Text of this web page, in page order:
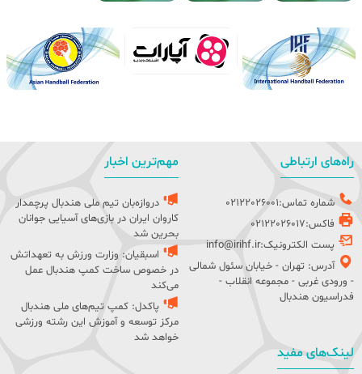
راه‌های ارتباطی
شماره تماس:02122026001
فاکس:02122026017
پست الکترونیک:info@irihf.ir
آدرس: تهران - خیابان سئول شمالی
- ورودی غربی - مجموعه انقلاب -
فدراسیون هندبال
مهم‌ترین اخبار
دروازه‌بان تیم ملی هندبال پرچمدار
کاروان ایران در بازی‌های آسیایی جوانان
بحرین شد
اسبقیان: وزارت ورزش به تعهداتش
در خصوص ساخت کمپ هندبال عمل
می‌کند
پاکدل: کمپ تیم‌های ملی هندبال
مرکز توسعه و آموزش این رشته ورزشی
خواهد شد
لینک‌های مفید